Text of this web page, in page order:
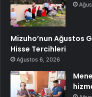
Mizuho’nun Ağustos
Hisse Tercihleri
Ağustos 6, 2026